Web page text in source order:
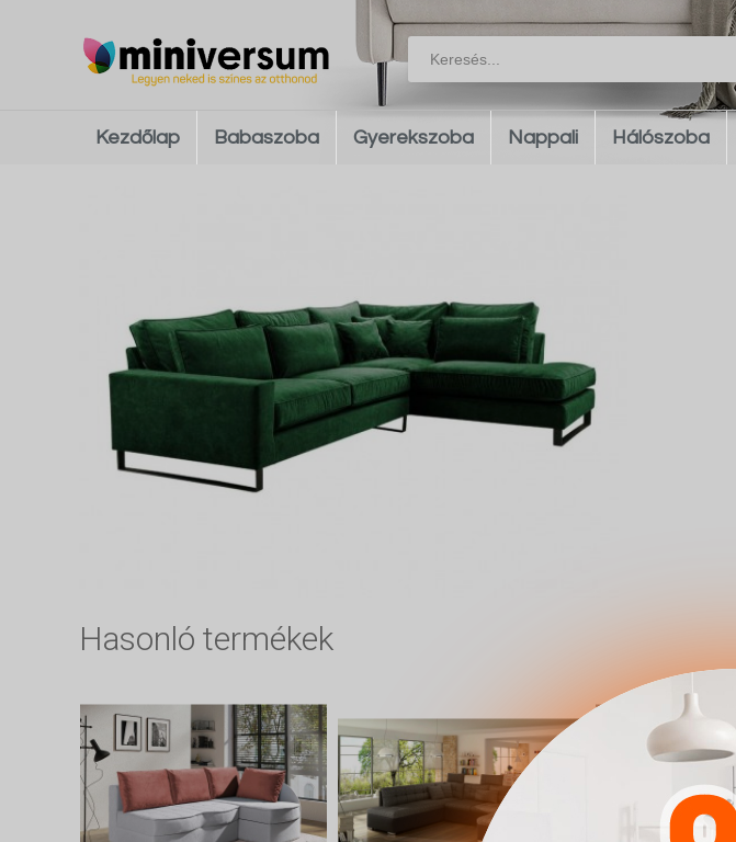
Kezdőlap Babaszoba Gyerekszoba Nappali Hálószoba
Hasonló termékek